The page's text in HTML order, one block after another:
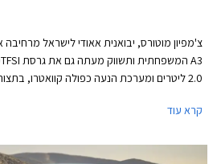
צ'מפיון מוטורס, יבואנית אאודי לישראל
2.0 ליטרים ומערכת הנעה כפולה קוואטרו,
לא זול אך ביחס למתחרים הישירים מבית מרצדס
המותג בישראל אשר סובל מירידה במכירות.
קרא עוד